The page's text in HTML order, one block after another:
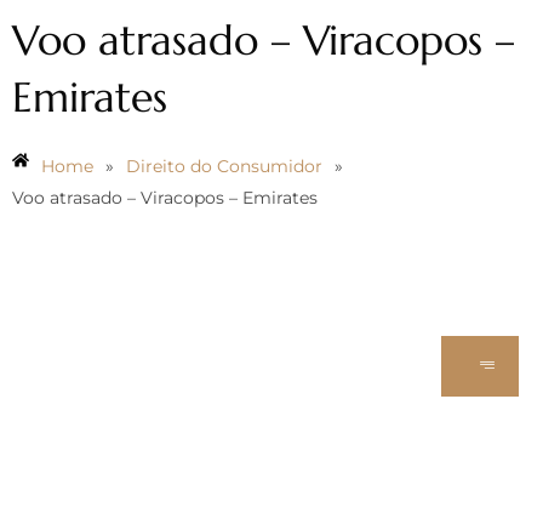
Voo atrasado – Viracopos –
Emirates
Home » Direito do Consumidor
»
Voo atrasado – Viracopos – Emirates